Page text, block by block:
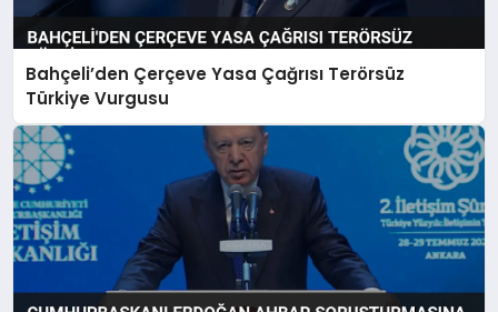
Bahçeli’den Çerçeve Yasa Çağrısı Terörsüz
Türkiye Vurgusu